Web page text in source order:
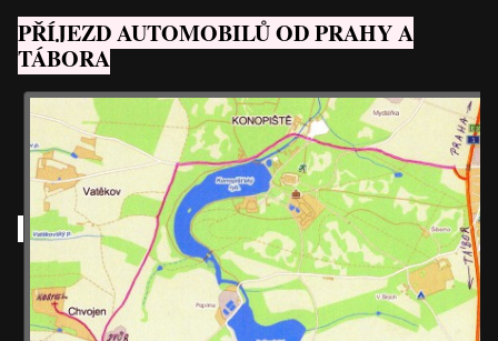
PŘÍJEZD AUTOMOBILŮ OD PRAHY A
TÁBORA